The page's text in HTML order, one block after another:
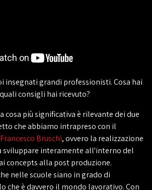
insegnati grandi professionisti. Cosa hai
consigli hai ricevuto?
cosa più significativa è rilevante dei due
che abbiamo intrapreso con il
Francesco Bruschi, ovvero la realizzazione
sviluppare interamente all'interno del
concepts alla post produzione.
nelle scuole siano in grado di
che è davvero il mondo lavorativo. Con